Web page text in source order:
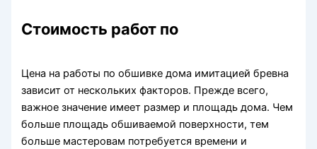
Стоимость работ по
Цена на работы по обшивке дома имитацией бревна
зависит от нескольких факторов. Прежде всего,
важное значение имеет размер и площадь дома. Чем
больше площадь обшиваемой поверхности, тем
больше мастеровам потребуется времени и